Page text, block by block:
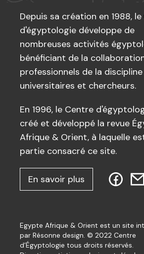
Depuis sa création en 1988,
d'égyptologie développe de
nombreuses activités
bénéficiant de la
professionnels de la discipline
universitaires et chercheurs.
En 1996, le Centre
créé et développé la revue
Afrique & Orient, à laquelle
partie consacré ce site.
En savoir plus
Egypte Afrique & Orient est un site
par Résonne design. © 2022 Centre
d’Égyptologie tous droits réservés.